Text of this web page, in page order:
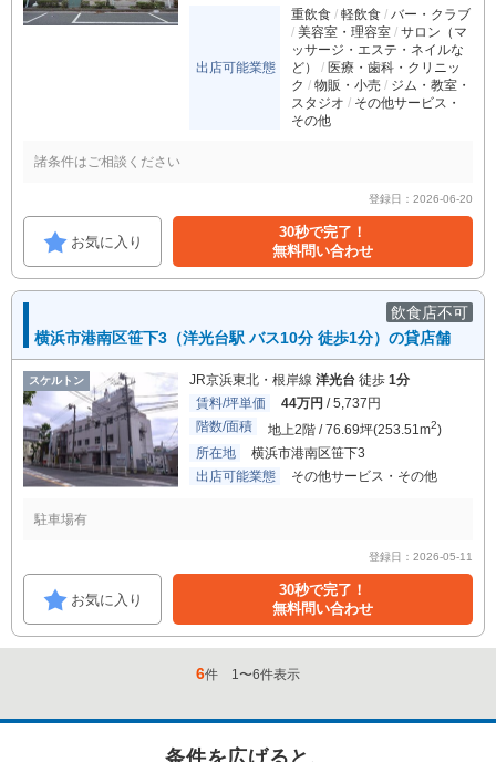
出店可能業態
重飲食 軽飲食
バー・クラブ
美容室・理容室
サロン（マ
ッサージ・エステ・ネイルな
ど）
医療・歯科・クリニッ
ク
物販・小売
ジム・教室・
スタジオ
その他サービス・
その他
諸条件はご相談ください
登録日：2026-06-20
お気に入り
30秒で完了！
無料問い合わせ
飲食店不可
横浜市港南区笹下3（洋光台駅 バス10分 徒歩1分）の貸店舗
スケルトン JR京浜東北・根岸線 洋光台 徒歩 1分
賃料/坪単価
44万円 / 5,737円
階数/面積
地上2階 / 76.69坪(253.51m2)
所在地
横浜市港南区笹下3
出店可能業態
その他サービス・その他
駐車場有
登録日：2026-05-11
お気に入り
30秒で完了！
無料問い合わせ
6件 1〜6件表示
条件を広げると、